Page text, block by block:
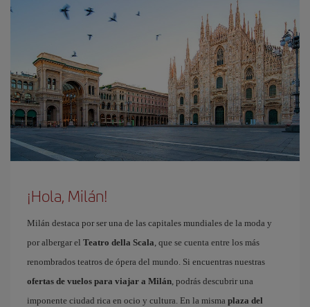
¡Hola, Milán!
Milán destaca por ser una de las capitales mundiales de la moda y
por albergar el Teatro della Scala, que se cuenta entre los más
renombrados teatros de ópera del mundo. Si encuentras nuestras
ofertas de vuelos para viajar a Milán, podrás descubrir una
imponente ciudad rica en ocio y cultura. En la misma plaza del